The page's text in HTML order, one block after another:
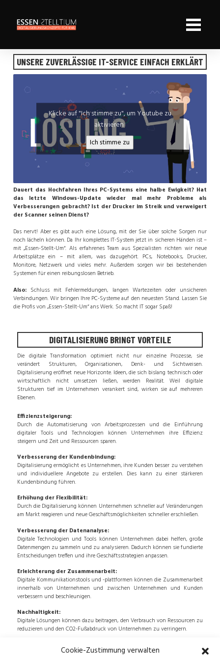
Cookie-Zustimmung verwalten
UNSERE ZUVERLÄSSIGE IT-SERVICE EINFACH ERKLÄRT
Klicke auf "Ich stimme zu", um Youtube zu
aktivieren
Ich stimme zu
Dauert das Hochfahren Ihres PC-Systems eine halbe Ewigkeit? Hat
das letzte Windows-Update wieder mal mehr Probleme als
Verbesserungen gebracht? Ist der Drucker im Streik und verweigert
der Scanner seinen Dienst?
Das nervt! Aber es gibt auch eine Lösung, mit der Sie über solche Sorgen nur
noch lächeln können. Da Ihr komplettes IT-System jetzt in sicheren Händen ist –
mit „Essen-Stellt-Um“. Als erfahrenes Team aus Spezialisten richten wir neue
Arbeitsplätze ein – mit allem, was dazugehört. PCs, Notebooks, Drucker,
Monitore, Netzwerk und vieles mehr. Außerdem sorgen wir bei bestehenden
Systemen für einen reibungslosen Betrieb.
Also:Schluss mit Fehlermeldungen, langen Wartezeiten oder unsicheren
Verbindungen. Wir bringen Ihre PC-Systeme auf den neuesten Stand. Lassen Sie
die Profis von „Essen-Stellt-Um“ ans Werk. So macht IT sogar Spaß!
DIGITALISIERUNG BRINGT VORTEILE
Die digitale Transformation optimiert nicht nur einzelne Prozesse, sie
verändert Strukturen, Organisationen, Denk- und Sichtweisen.
Digitalisierung eröffnet neue Horizonte. Ideen, die sich bislang technisch oder
wirtschaftlich nicht umsetzen ließen, werden Realität. Weil digitale
Strukturen tief im Unternehmen verankert sind, wirken sie auf mehreren
Ebenen.
Effizienzsteigerung:
Durch die Automatisierung von Arbeitsprozessen und die Einführung
digitaler Tools und Technologien können Unternehmen ihre Effizienz
steigern und Zeit und Ressourcen sparen.
Verbesserung der Kundenbindung:
Digitalisierung ermöglicht es Unternehmen, ihre Kunden besser zu verstehen
und individuellere Angebote zu erstellen. Dies kann zu einer stärkeren
Kundenbindung führen.
Erhöhung der Flexibilität:
Durch die Digitalisierung können Unternehmen schneller auf Veränderungen
am Markt reagieren und neue Geschäftsmöglichkeiten schneller erschließen.
Verbesserung der Datenanalyse:
Digitale Technologien und Tools können Unternehmen dabei helfen, große
Datenmengen zu sammeln und zu analysieren. Dadurch können sie fundierte
Entscheidungen treffen und ihre Geschäftsstrategien anpassen.
Erleichterung der Zusammenarbeit:
Digitale Kommunikationstools und -plattformen können die Zusammenarbeit
innerhalb von Unternehmen und zwischen Unternehmen und Kunden
verbessern und beschleunigen.
Nachhaltigkeit:
Digitale Lösungen können dazu beitragen, den Verbrauch von Ressourcen zu
reduzieren und den CO2-Fußabdruck von Unternehmen zu verringern.
helfen können, wettbewerbsfähiger und erfolgreicher zu sein.